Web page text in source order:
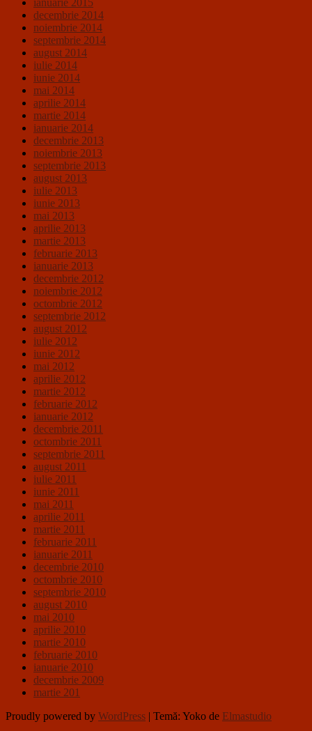
decembrie 2014
noiembrie 2014
septembrie 2014
august 2014
iulie 2014
iunie 2014
mai 2014
aprilie 2014
martie 2014
ianuarie 2014
decembrie 2013
noiembrie 2013
septembrie 2013
august 2013
iulie 2013
iunie 2013
mai 2013
aprilie 2013
martie 2013
februarie 2013
ianuarie 2013
decembrie 2012
noiembrie 2012
octombrie 2012
septembrie 2012
august 2012
iulie 2012
iunie 2012
mai 2012
aprilie 2012
martie 2012
februarie 2012
ianuarie 2012
decembrie 2011
octombrie 2011
septembrie 2011
august 2011
iulie 2011
iunie 2011
mai 2011
aprilie 2011
martie 2011
februarie 2011
ianuarie 2011
decembrie 2010
octombrie 2010
septembrie 2010
august 2010
mai 2010
aprilie 2010
martie 2010
februarie 2010
ianuarie 2010
decembrie 2009
martie 201
Proudly powered by WordPress | Temă: Yoko de Elmastudio